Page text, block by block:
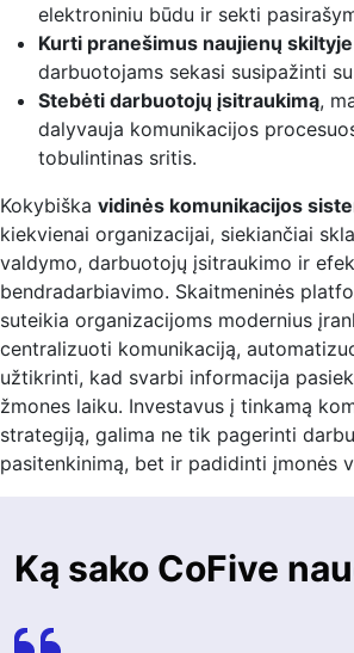
elektroniniu būdu ir sekti
Kurti pranešimus naujienų skiltyje
darbuotojams sekasi susipažinti
Stebėti darbuotojų įsitraukimą,
dalyvauja komunikacijos
tobulintinas sritis.
Kokybiška vidinės komunikacijos
kiekvienai organizacijai, siekiančiai
valdymo, darbuotojų įsitraukimo ir
bendradarbiavimo. Skaitmeninės
suteikia organizacijoms modernius
centralizuoti komunikaciją,
užtikrinti, kad svarbi informacija
žmones laiku. Investavus į tinkamą
strategiją, galima ne tik pagerinti
pasitenkinimą, bet ir padidinti įmonės
Ką sako CoFive